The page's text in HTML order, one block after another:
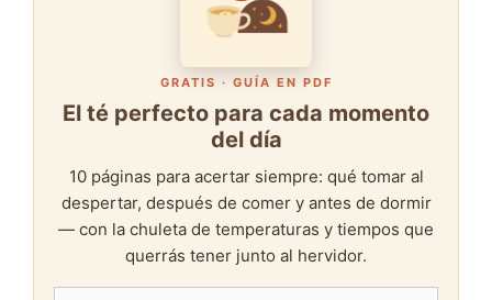
GRATIS · GUÍA EN PDF
El té perfecto para cada momento
del día
10 páginas para acertar siempre: qué tomar al
despertar, después de comer y antes de dormir
— con la chuleta de temperaturas y tiempos que
querrás tener junto al hervidor.